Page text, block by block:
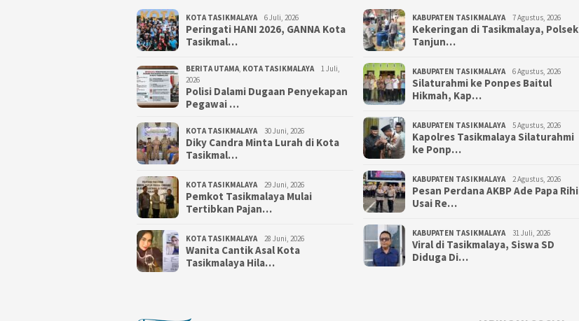
KOTA TASIKMALAYA 6 Juli, 2026
Peringati HANI 2026, GANNA Kota
Tasikmal…
BERITA UTAMA, KOTA TASIKMALAYA
1 Juli,
2026
Polisi Dalami Dugaan Penyekapan
Pegawai …
KOTA TASIKMALAYA 30 Juni, 2026
Diky Candra Minta Lurah di Kota
Tasikmal…
KOTA TASIKMALAYA 29 Juni, 2026
Pemkot Tasikmalaya Mulai
Tertibkan Pajan…
KOTA TASIKMALAYA 28 Juni, 2026
Wanita Cantik Asal Kota
Tasikmalaya Hila…
KABUPATEN TASIKMALAYA 7 Agustus, 2026
Kekeringan di Tasikmalaya, Polsek
Tanjun…
KABUPATEN TASIKMALAYA 6 Agustus, 2026
Silaturahmi ke Ponpes Baitul
Hikmah, Kap…
KABUPATEN TASIKMALAYA 5 Agustus, 2026
Kapolres Tasikmalaya Silaturahmi
ke Ponp…
KABUPATEN TASIKMALAYA 2 Agustus, 2026
Pesan Perdana AKBP Ade Papa Rihi
Usai Re…
KABUPATEN TASIKMALAYA 31 Juli, 2026
Viral di Tasikmalaya, Siswa SD
Diduga Di…